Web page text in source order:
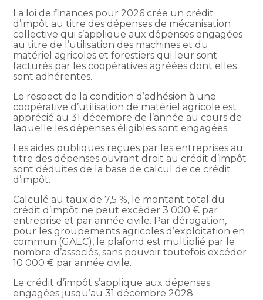
La loi de finances pour 2026 crée un crédit
d’impôt au titre des dépenses de mécanisation
collective qui s’applique aux dépenses engagées
au titre de l’utilisation des machines et du
matériel agricoles et forestiers qui leur sont
facturés par les coopératives agréées dont elles
sont adhérentes.
Le respect de la condition d’adhésion à une
coopérative d’utilisation de matériel agricole est
apprécié au 31 décembre de l’année au cours de
laquelle les dépenses éligibles sont engagées.
Les aides publiques reçues par les entreprises au
titre des dépenses ouvrant droit au crédit d’impôt
sont déduites de la base de calcul de ce crédit
d’impôt.
Calculé au taux de 7,5 %, le montant total du
crédit d’impôt ne peut excéder 3 000 € par
entreprise et par année civile. Par dérogation,
pour les groupements agricoles d’exploitation en
commun (GAEC), le plafond est multiplié par le
nombre d’associés, sans pouvoir toutefois excéder
10 000 € par année civile.
Le crédit d’impôt s’applique aux dépenses
engagées jusqu’au 31 décembre 2028.